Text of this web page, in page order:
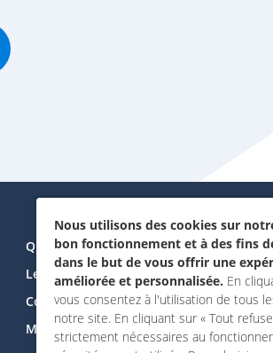
Qui sommes-nous ?
Le projet
Contactez-nous
Mon compte
Données
cookies
conforme
Mentions
Nous utilisons des cookies sur
bon fonctionnement et à des fins
dans le but de vous offrir une
améliorée et personnalisée. En
vous consentez à l'utilisation de tous
notre site. En cliquant sur « Tout
strictement nécessaires au